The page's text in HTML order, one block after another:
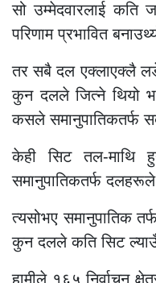
सो उम्मेदवारलाई कति
परिणाम प्रभावित
तर सबै दल एक्लाएक्लै
कुन दलले जित्ने थियो
कसले समानुपातिकतर्फ
केही सिट तल-माथि
समानुपातिकतर्फ दलहरूले
त्यसोभए समानुपातिक
कुन दलले कति सिट
हामीले १६५ निर्वाचन